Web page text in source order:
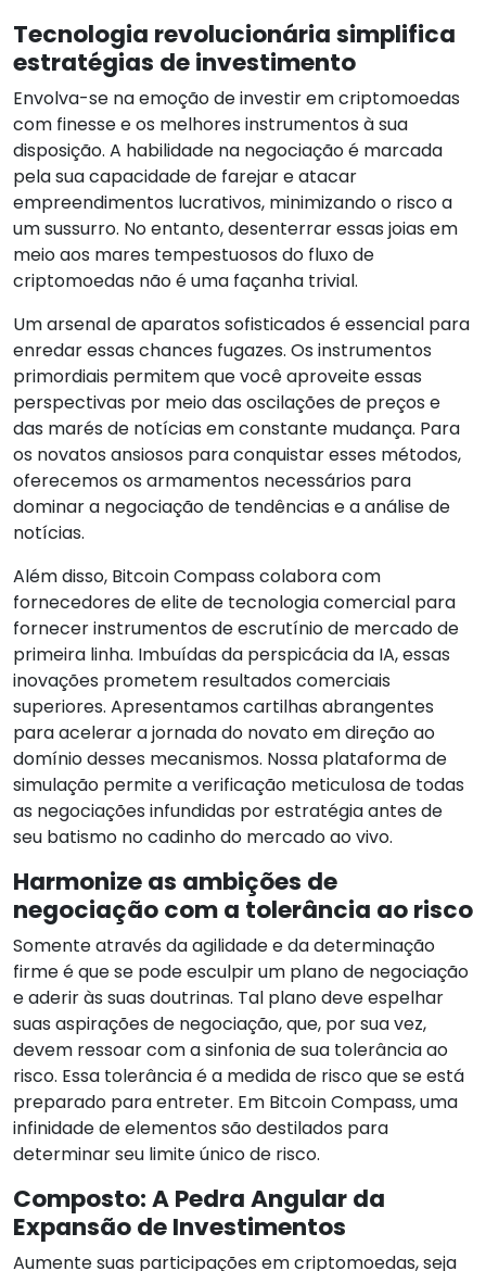
Tecnologia revolucionária simplifica
estratégias de investimento
Envolva-se na emoção de investir em criptomoedas
com finesse e os melhores instrumentos à sua
disposição. A habilidade na negociação é marcada
pela sua capacidade de farejar e atacar
empreendimentos lucrativos, minimizando o risco a
um sussurro. No entanto, desenterrar essas joias em
meio aos mares tempestuosos do fluxo de
criptomoedas não é uma façanha trivial.
Um arsenal de aparatos sofisticados é essencial para
enredar essas chances fugazes. Os instrumentos
primordiais permitem que você aproveite essas
perspectivas por meio das oscilações de preços e
das marés de notícias em constante mudança. Para
os novatos ansiosos para conquistar esses métodos,
oferecemos os armamentos necessários para
dominar a negociação de tendências e a análise de
notícias.
Além disso, Bitcoin Compass colabora com
fornecedores de elite de tecnologia comercial para
fornecer instrumentos de escrutínio de mercado de
primeira linha. Imbuídas da perspicácia da IA, essas
inovações prometem resultados comerciais
superiores. Apresentamos cartilhas abrangentes
para acelerar a jornada do novato em direção ao
domínio desses mecanismos. Nossa plataforma de
simulação permite a verificação meticulosa de todas
as negociações infundidas por estratégia antes de
seu batismo no cadinho do mercado ao vivo.
Harmonize as ambições de
negociação com a tolerância ao risco
Somente através da agilidade e da determinação
firme é que se pode esculpir um plano de negociação
e aderir às suas doutrinas. Tal plano deve espelhar
suas aspirações de negociação, que, por sua vez,
devem ressoar com a sinfonia de sua tolerância ao
risco. Essa tolerância é a medida de risco que se está
preparado para entreter. Em Bitcoin Compass, uma
infinidade de elementos são destilados para
determinar seu limite único de risco.
Composto: A Pedra Angular da
Expansão de Investimentos
Aumente suas participações em criptomoedas, seja